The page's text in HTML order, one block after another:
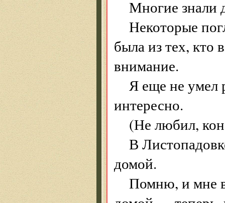
Многие знали
Некоторые
была из тех, кто
внимание.
Я еще не умел
интересно.
(Не любил,
В
домой.
Помню, и мне в